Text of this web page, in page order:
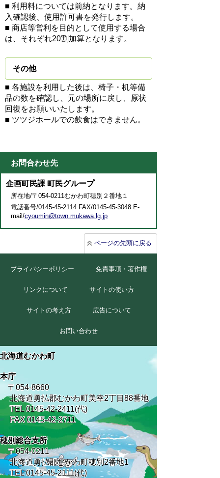
■ 利用料については前納となります。納
入確認後、使用許可書を発行します。
■ 商店等営利を目的として使用する場合
は、それぞれ20割加算となります。
その他
■ 各施設を利用した後は、椅子・机等備
品の数を確認し、元の場所に戻し、原状
回復をお願いいたします。
■ ツツジホールでの飲食はできません。
お問合わせ先
企画町民課 町民グループ
所在地/〒054-0211むかわ町穂別２番地１
電話番号/0145-45-2114 FAX/0145-45-3048 E-
mail/cyoumin@town.mukawa.lg.jp
ページの先頭に戻る
プライバシーポリシー 免責事項・著作権
リンクについて サイトの使い方
サイトの考え方 広告について
お問い合わせ
北海道むかわ町
本庁
〒054-8660
北海道勇払郡むかわ町美幸2丁目88番地
TEL 0145-42-2411(代)
FAX 0145-42-2711
穂別総合支所
〒054-0211
北海道勇払郡むかわ町穂別2番地1
TEL 0145-45-2111(代)